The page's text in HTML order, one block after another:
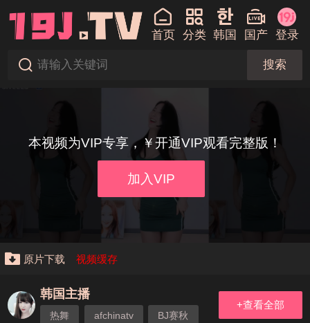
首页 分类 韩国 国产 登录
搜索
本视频为VIP专享，￥开通VIP观看完整版！
加入VIP
原片下载 视频缓存
韩国主播
热舞 afchinatv BJ赛秋
+查看全部